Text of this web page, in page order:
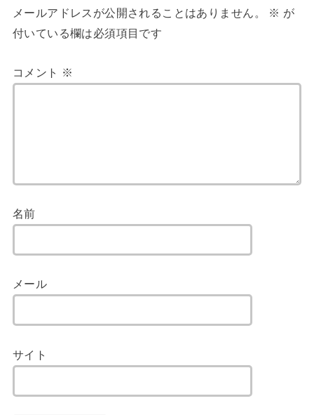
メールアドレスが公開されることはありません。 ※ が
付いている欄は必須項目です
コメント ※
名前
メール
サイト